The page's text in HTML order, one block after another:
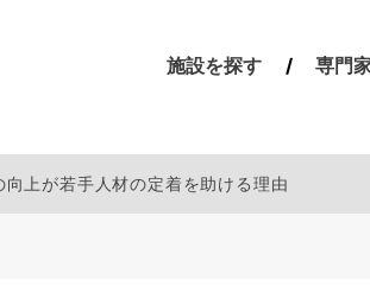
施設を探す 専門
上が若手人材の定着を助ける理由